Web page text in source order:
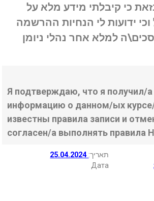
כי קיבלתי מידע מלא על
ידועות לי הנחיות ההרשמה
למלא אחר נהלי ניומן
Я подтверждаю, что я получил/
информацию о данном/ых
известны правила записи и
согласен/а выполнять правила
25.04.2024 :תאריך
Дата